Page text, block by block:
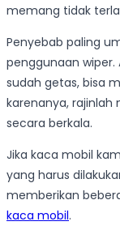
memang tidak
Penyebab paling
penggunaan wiper.
sudah getas, bisa
karenanya, rajinlah
secara berkala.
Jika kaca mobil
yang harus
memberikan
kaca mobil.